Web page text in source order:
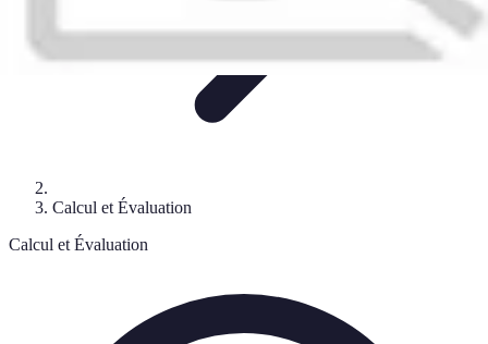
Calcul et Évaluation
Calcul et Évaluation